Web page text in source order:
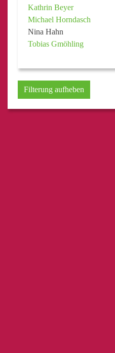
Kathrin Beyer
Michael Horndasch
Nina Hahn
Tobias Gmöhling
Filterung aufheben